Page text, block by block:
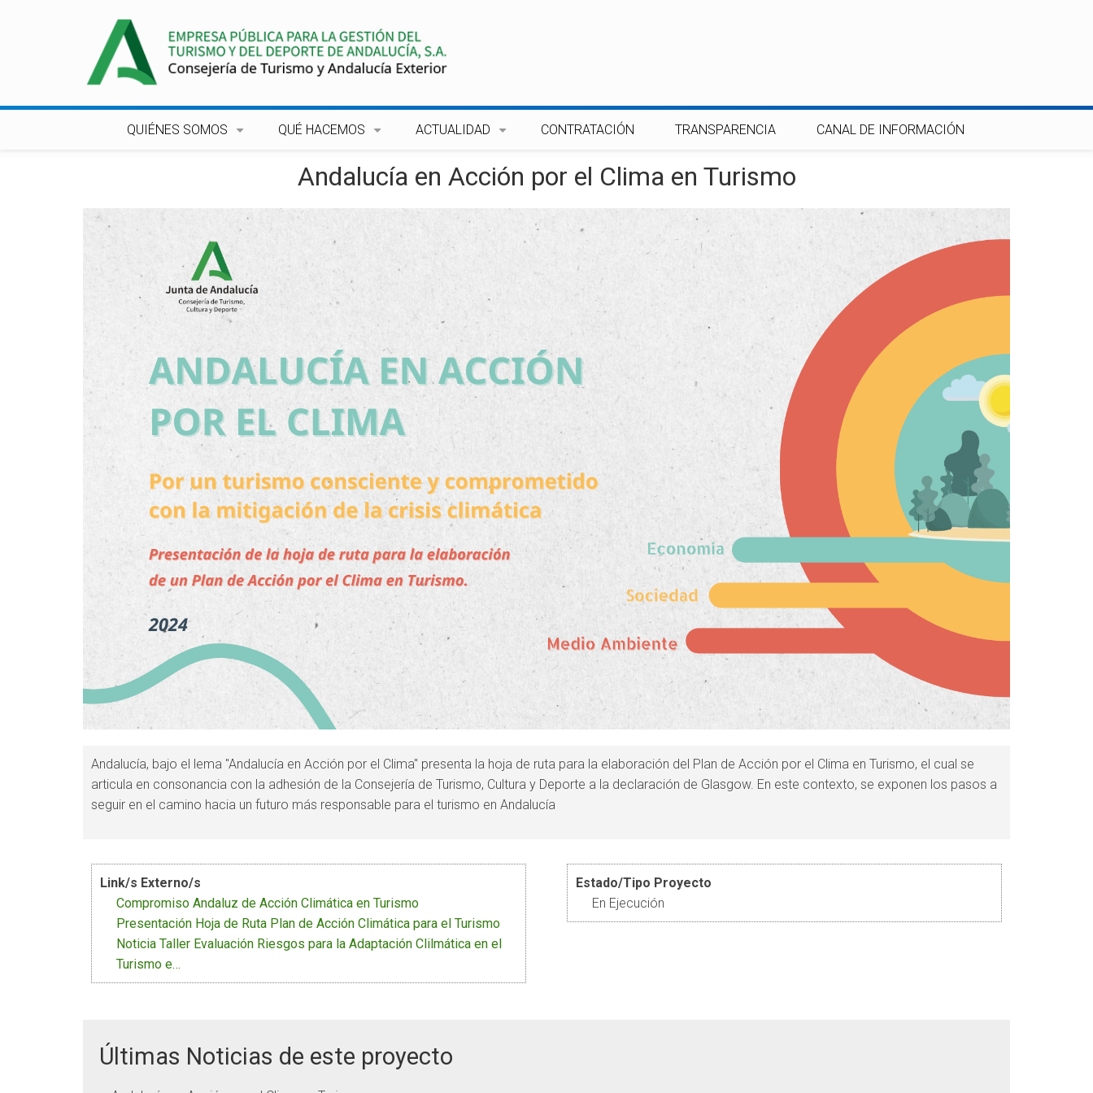
QUIÉNES SOMOS QUÉ HACEMOS ACTUALIDAD CONTRATACIÓN TRANSPARENCIA CANAL DE INFORMACIÓN
Andalucía en Acción por el Clima en Turismo
Andalucía, bajo el lema "Andalucía en Acción por el Clima" presenta la hoja de ruta para la elaboración del Plan de Acción por el Clima en Turismo, el cual se
articula en consonancia con la adhesión de la Consejería de Turismo, Cultura y Deporte a la declaración de Glasgow. En este contexto, se exponen los pasos a
seguir en el camino hacia un futuro más responsable para el turismo en Andalucía
Link/s Externo/s
Compromiso Andaluz de Acción Climática en Turismo
Presentación Hoja de Ruta Plan de Acción Climática para el Turismo
Noticia Taller Evaluación Riesgos para la Adaptación Clilmática en el
Turismo e…
Estado/Tipo Proyecto
En Ejecución
Últimas Noticias de este proyecto